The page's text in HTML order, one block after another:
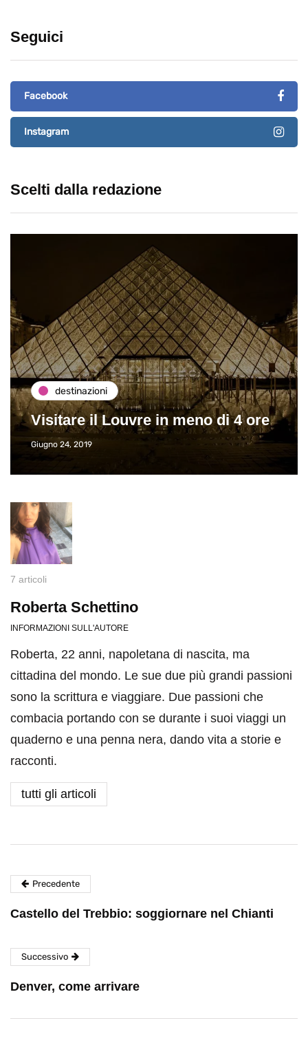
Seguici
Facebook
Instagram
Scelti dalla redazione
destinazioni
Visitare il Louvre in meno di 4 ore
Giugno 24, 2019
7 articoli
Roberta Schettino
INFORMAZIONI SULL'AUTORE
Roberta, 22 anni, napoletana di nascita, ma
cittadina del mondo. Le sue due più grandi passioni
sono la scrittura e viaggiare. Due passioni che
combacia portando con se durante i suoi viaggi un
quaderno e una penna nera, dando vita a storie e
racconti.
tutti gli articoli
Precedente
Castello del Trebbio: soggiornare nel Chianti
Successivo
Denver, come arrivare